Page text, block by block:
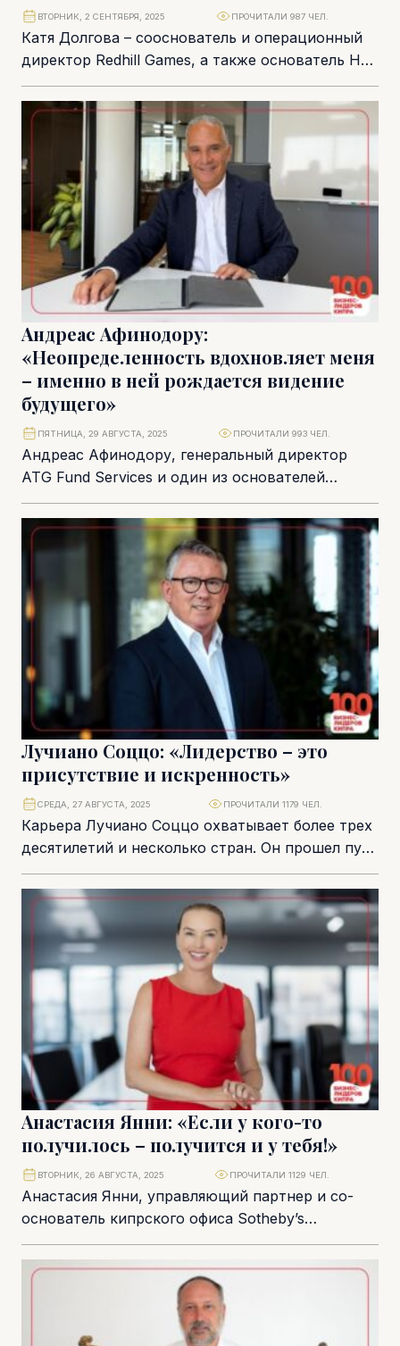
Катя Долгова – сооснователь и операционный
директор Redhill Games, а также основатель HR
консалтинговой компании It Starts With You. Ее...
ВТОРНИК, 2 СЕНТЯБРЯ, 2025 ПРОЧИТАЛИ 987 ЧЕЛ.
Андреас Афинодору:
«Неопределенность вдохновляет меня
– именно в ней рождается видение
будущего»
Андреас Афинодору, генеральный директор
ATG Fund Services и один из основателей
Кипрской ассоциации инвестиционных фондов
(CIFA), сыграл ключевую роль в...
ПЯТНИЦА, 29 АВГУСТА, 2025 ПРОЧИТАЛИ 993 ЧЕЛ.
Лучиано Соццо: «Лидерство – это
присутствие и искренность»
Карьера Лучиано Соццо охватывает более трех
десятилетий и несколько стран. Он прошел путь
от шестнадцатилетнего официанта в Италии до
руководителя...
СРЕДА, 27 АВГУСТА, 2025 ПРОЧИТАЛИ 1179 ЧЕЛ.
Анастасия Янни: «Если у кого-то
получилось – получится и у тебя!»
Анастасия Янни, управляющий партнер и со-
основатель кипрского офиса Sotheby’s
International Realty, называет свою работу
«приключением внутри приключения». Более
ВТОРНИК, 26 АВГУСТА, 2025 ПРОЧИТАЛИ 1129 ЧЕЛ.